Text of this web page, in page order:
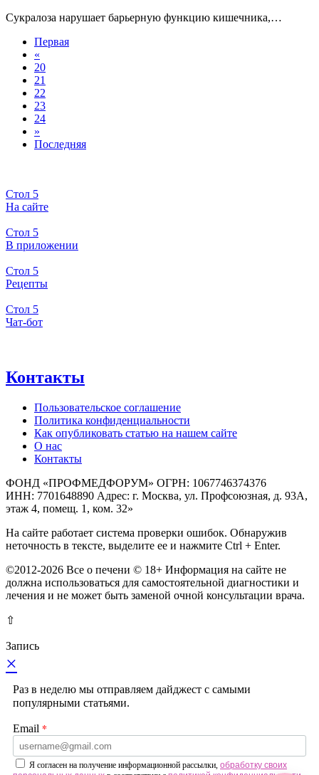
Сукралоза нарушает барьерную функцию кишечника,…
Первая
«
20
21
22
23
24
»
Последняя
Стол 5
На сайте
Стол 5
В приложении
Стол 5
Рецепты
Стол 5
Чат-бот
Контакты
Пользовательское соглашение
Политика конфиденциальности
Как опубликовать статью на нашем сайте
О нас
Контакты
ФОНД «ПРОФМЕДФОРУМ» ОГРН: 1067746374376
ИНН: 7701648890 Адрес: г. Москва, ул. Профсоюзная, д. 93А,
этаж 4, помещ. 1, ком. 32»
На сайте работает система проверки ошибок. Обнаружив
неточность в тексте, выделите ее и нажмите Ctrl + Enter.
©2012-2026 Все о печени © 18+ Информация на сайте не
должна использоваться для самостоятельной диагностики и
лечения и не может быть заменой очной консультации врача.
⇧
Запись
×
Раз в неделю мы отправляем дайджест с самыми
популярными статьями.
Email *
Я согласен на получение информационной рассылки, обработку своих